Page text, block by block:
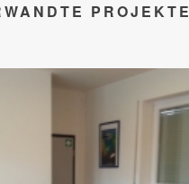
PROJEKTE